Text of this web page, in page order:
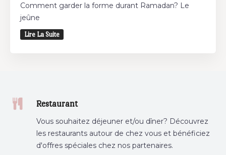
Comment garder la forme durant Ramadan? Le
jeûne
Lire La Suite
Restaurant
Vous souhaitez déjeuner et/ou dîner? Découvrez
les restaurants autour de chez vous et bénéficiez
d'offres spéciales chez nos partenaires.